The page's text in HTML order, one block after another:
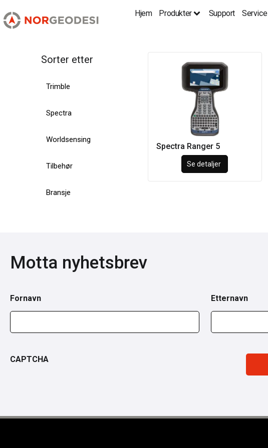
Hjem Produkter Support Service
Sorter etter
Trimble
Spectra
Worldsensing
Tilbehør
Bransje
Spectra Ranger 5
Se detaljer
Motta nyhetsbrev
Fornavn Etternavn
CAPTCHA